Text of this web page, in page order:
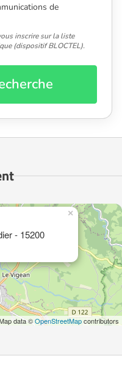
de
inscrire sur la liste
(dispositif BLOCTEL).
- 15200
×
data ©OpenStreetMapcontributors